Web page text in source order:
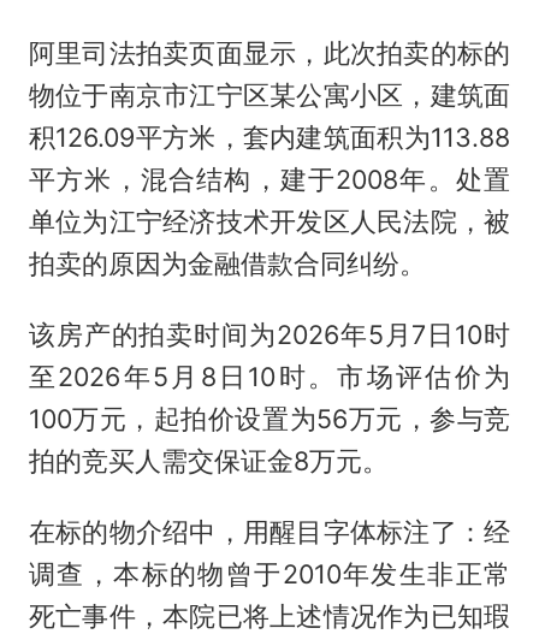
阿里司法拍卖页面显示，此次拍卖的标的
物位于南京市江宁区某公寓小区，建筑面
积126.09平方米，套内建筑面积为113.88
平方米，混合结构，建于2008年。处置
单位为江宁经济技术开发区人民法院，被
拍卖的原因为金融借款合同纠纷。
该房产的拍卖时间为2026年5月7日10时
至2026年5月8日10时。市场评估价为
100万元，起拍价设置为56万元，参与竞
拍的竞买人需交保证金8万元。
在标的物介绍中，用醒目字体标注了：经
调查，本标的物曾于2010年发生非正常
死亡事件，本院已将上述情况作为已知瑕